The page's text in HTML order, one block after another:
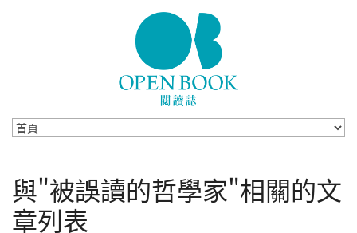
與"被誤讀的哲學家"相關的文
章列表